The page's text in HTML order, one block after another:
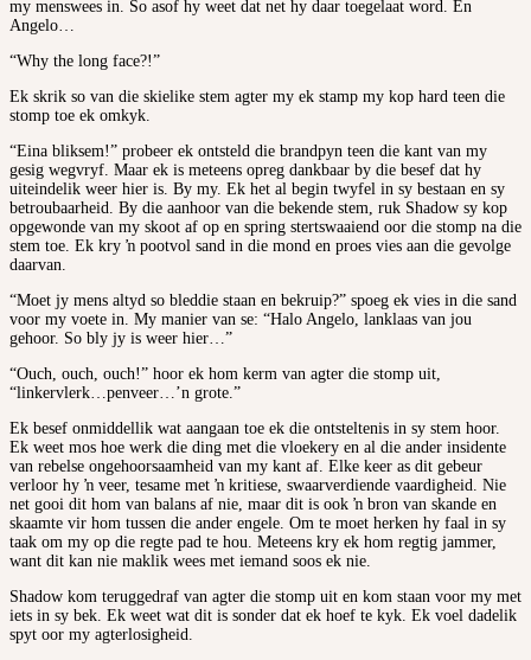
my menswees in. So asof hy weet dat net hy daar toegelaat word. En
Angelo…
“Why the long face?!”
Ek skrik so van die skielike stem agter my ek stamp my kop hard teen die
stomp toe ek omkyk.
“Eina bliksem!” probeer ek ontsteld die brandpyn teen die kant van my
gesig wegvryf. Maar ek is meteens opreg dankbaar by die besef dat hy
uiteindelik weer hier is. By my. Ek het al begin twyfel in sy bestaan en sy
betroubaarheid. By die aanhoor van die bekende stem, ruk Shadow sy kop
opgewonde van my skoot af op en spring stertswaaiend oor die stomp na die
stem toe. Ek kry ŉ pootvol sand in die mond en proes vies aan die gevolge
daarvan.
“Moet jy mens altyd so bleddie staan en bekruip?” spoeg ek vies in die sand
voor my voete in. My manier van se: “Halo Angelo, lanklaas van jou
gehoor. So bly jy is weer hier…”
“Ouch, ouch, ouch!” hoor ek hom kerm van agter die stomp uit,
“linkervlerk…penveer…’n grote.”
Ek besef onmiddellik wat aangaan toe ek die ontsteltenis in sy stem hoor.
Ek weet mos hoe werk die ding met die vloekery en al die ander insidente
van rebelse ongehoorsaamheid van my kant af. Elke keer as dit gebeur
verloor hy ŉ veer, tesame met ŉ kritiese, swaarverdiende vaardigheid. Nie
net gooi dit hom van balans af nie, maar dit is ook ŉ bron van skande en
skaamte vir hom tussen die ander engele. Om te moet herken hy faal in sy
taak om my op die regte pad te hou. Meteens kry ek hom regtig jammer,
want dit kan nie maklik wees met iemand soos ek nie.
Shadow kom teruggedraf van agter die stomp uit en kom staan voor my met
iets in sy bek. Ek weet wat dit is sonder dat ek hoef te kyk. Ek voel dadelik
spyt oor my agterlosigheid.